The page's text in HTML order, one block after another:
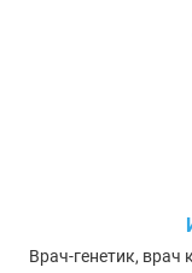
Врач-генетик, врач